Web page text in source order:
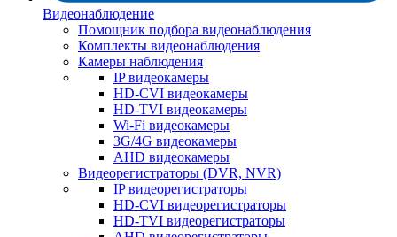
Видеонаблюдение
Помощник подбора видеонаблюдения
Комплекты видеонаблюдения
Камеры наблюдения
IP видеокамеры
HD-CVI видеокамеры
HD-TVI видеокамеры
Wi-Fi видеокамеры
3G/4G видеокамеры
AHD видеокамеры
Видеорегистраторы (DVR, NVR)
IP видеорегистраторы
HD-CVI видеорегистраторы
HD-TVI видеорегистраторы